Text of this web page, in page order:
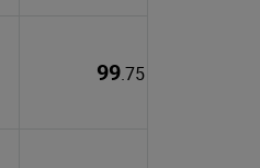
99.75